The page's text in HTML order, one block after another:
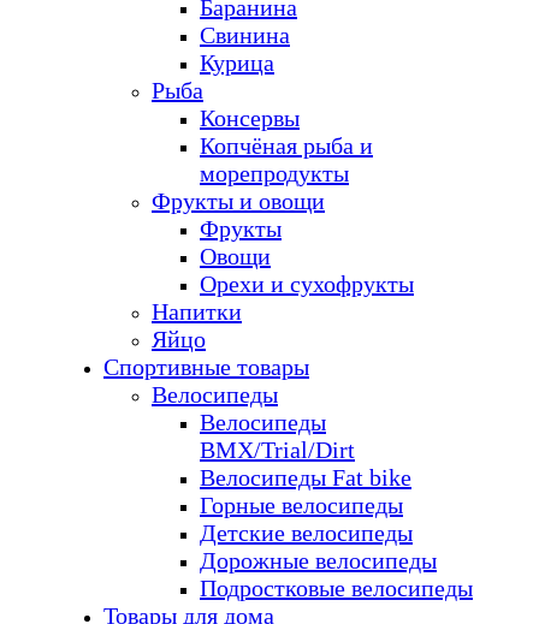
Баранина
Свинина
Курица
Рыба
Консервы
Копчёная рыба и
морепродукты
Фрукты и овощи
Фрукты
Овощи
Орехи и сухофрукты
Напитки
Яйцо
Спортивные товары
Велосипеды
Велосипеды
BMX/Trial/Dirt
Велосипеды Fat bike
Горные велосипеды
Детские велосипеды
Дорожные велосипеды
Подростковые велосипеды
Товары для дома